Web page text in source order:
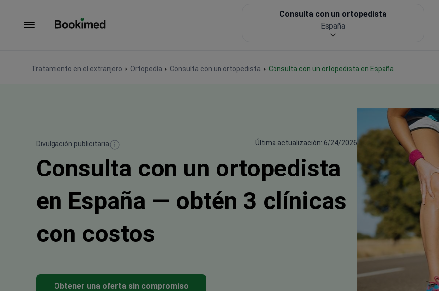
Tratamiento en el extranjero Ortopedía Consulta con un ortopedista Consulta con un ortopedista en España
Consulta con un ortopedista
España
Divulgación publicitaria Última actualización: 6/24/2026
Consulta con un ortopedista
en España — obtén 3 clínicas
con costos
Obtener una oferta sin compromiso